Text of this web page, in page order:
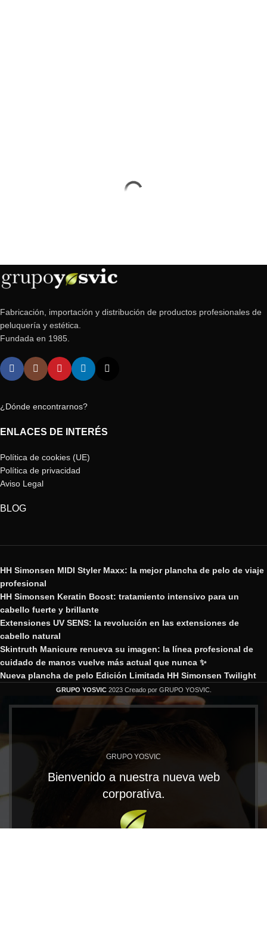
Fabricación, importación y distribución de productos profesionales de
peluquería y estética.
Fundada en 1985.
¿Dónde encontrarnos?
ENLACES DE INTERÉS
Política de cookies (UE)
Política de privacidad
Aviso Legal
BLOG
HH Simonsen MIDI Styler Maxx: la mejor plancha de pelo de viaje
profesional
HH Simonsen Keratin Boost: tratamiento intensivo para un
cabello fuerte y brillante
Extensiones UV SENS: la revolución en las extensiones de
cabello natural
Skintruth Manicure renueva su imagen: la línea profesional de
cuidado de manos vuelve más actual que nunca ✨
Nueva plancha de pelo Edición Limitada HH Simonsen Twilight
GRUPO YOSVIC 2023 Creado por GRUPO YOSVIC.
GRUPO YOSVIC
Bienvenido a nuestra nueva web
corporativa.